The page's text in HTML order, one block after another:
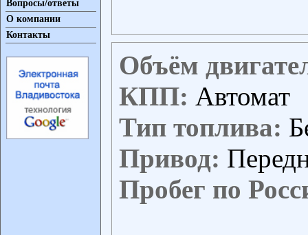
Вопросы/ответы
О компании
Контакты
Объём
КПП: Автомат
Тип топлива:
Привод:
Пробег по